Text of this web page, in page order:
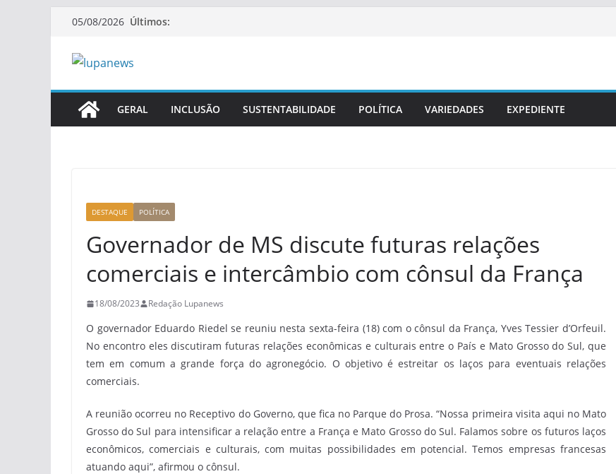
Pular05/08/2026 Últimos:
GERAL INCLUSÃO SUSTENTABILIDADE POLÍTICA VARIEDADES EXPEDIENTE
DESTAQUE POLÍTICA
Governador de MS discute futuras relações
comerciais e intercâmbio com cônsul da França
18/08/2023 Redação Lupanews
O governador Eduardo Riedel se reuniu nesta sexta-feira (18) com o cônsul da França, Yves Tessier d’Orfeuil.
No encontro eles discutiram futuras relações econômicas e culturais entre o País e Mato Grosso do Sul, que
tem em comum a grande força do agronegócio. O objetivo é estreitar os laços para eventuais relações
comerciais.
A reunião ocorreu no Receptivo do Governo, que fica no Parque do Prosa. “Nossa primeira visita aqui no Mato
Grosso do Sul para intensificar a relação entre a França e Mato Grosso do Sul. Falamos sobre os futuros laços
econômicos, comerciais e culturais, com muitas possibilidades em potencial. Temos empresas francesas
atuando aqui”, afirmou o cônsul.